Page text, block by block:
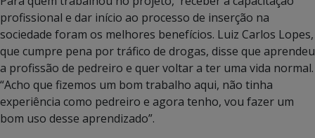
profissional e dar início ao processo de inserção na
sociedade foram os melhores benefícios. Luiz Carlos Lopes,
que cumpre pena por tráfico de drogas, disse que aprendeu
a profissão de pedreiro e quer voltar a ter uma vida normal.
“Acho que fizemos um bom trabalho aqui, não tinha
experiência como pedreiro e agora tenho, vou fazer um
bom uso desse aprendizado”.